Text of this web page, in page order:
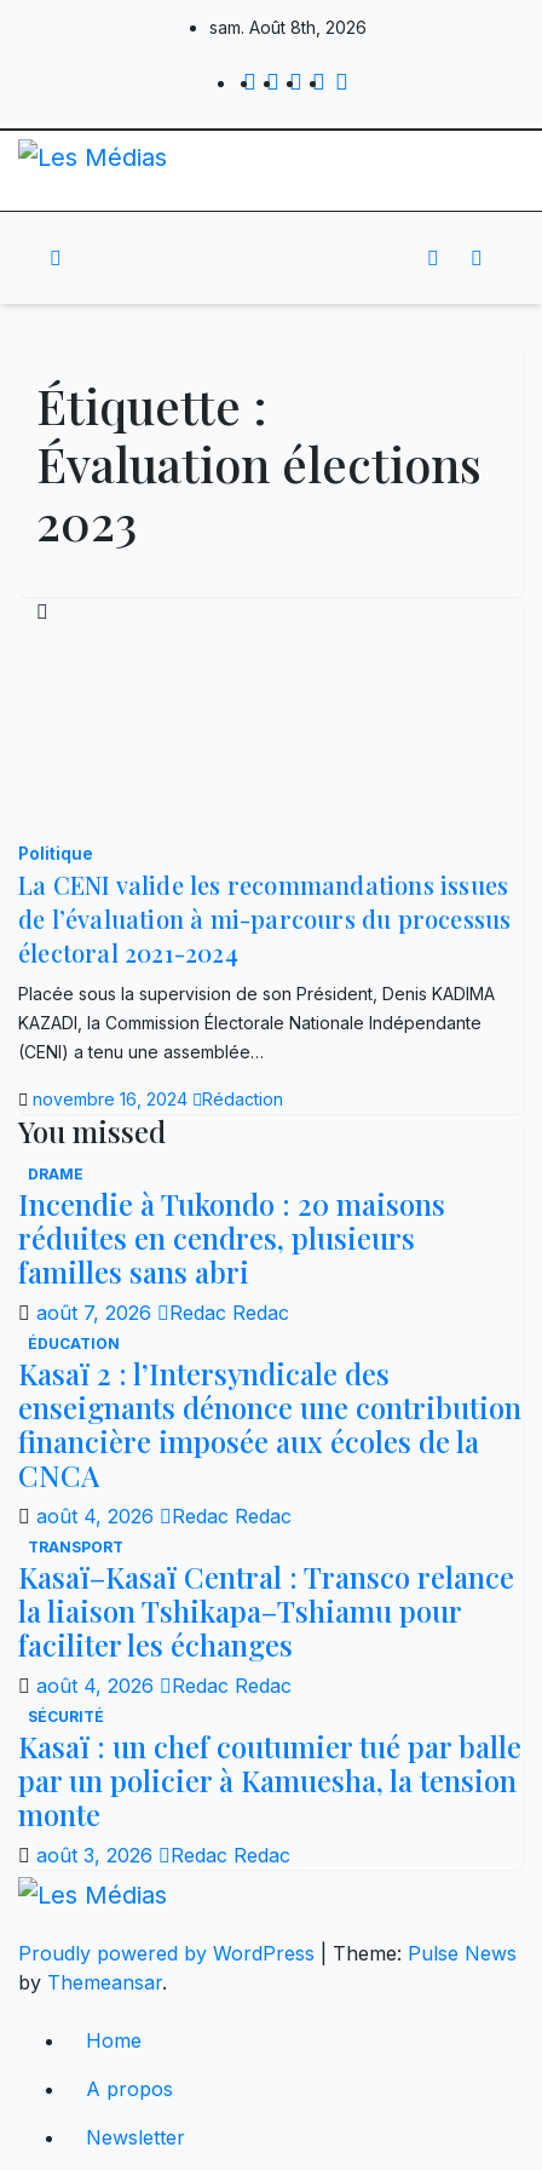
sam. Août 8th, 2026
Étiquette :
Évaluation élections
2023
Politique
La CENI valide les recommandations issues
de l’évaluation à mi-parcours du processus
électoral 2021-2024
Placée sous la supervision de son Président, Denis KADIMA
KAZADI, la Commission Électorale Nationale Indépendante
(CENI) a tenu une assemblée…
novembre 16, 2024 Rédaction
You missed
DRAME
Incendie à Tukondo : 20 maisons
réduites en cendres, plusieurs
familles sans abri
août 7, 2026 Redac Redac
ÉDUCATION
Kasaï 2 : l’Intersyndicale des
enseignants dénonce une contribution
financière imposée aux écoles de la
CNCA
août 4, 2026 Redac Redac
TRANSPORT
Kasaï–Kasaï Central : Transco relance
la liaison Tshikapa–Tshiamu pour
faciliter les échanges
août 4, 2026 Redac Redac
SÉCURITÉ
Kasaï : un chef coutumier tué par balle
par un policier à Kamuesha, la tension
monte
août 3, 2026 Redac Redac
Proudly powered by WordPress Theme: Pulse News
by Themeansar.
Home
A propos
Newsletter